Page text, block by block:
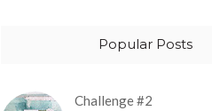
Popular Posts
Challenge #2